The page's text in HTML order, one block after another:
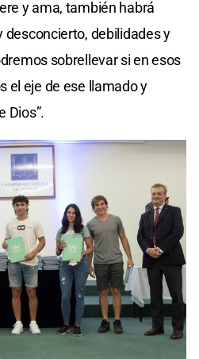
y ama, también habrá
debilidades y
sobrellevar si en esos
el eje de ese llamado y
Dios”.